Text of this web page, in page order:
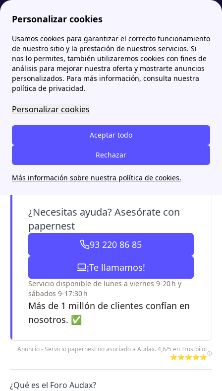
Personalizar cookies
Usamos cookies para garantizar el correcto funcionamiento
de nuestro sitio y la prestación de nuestros servicios. Si
nos lo permites, también utilizaremos cookies con fines de
análisis para mejorar nuestra oferta y mostrarte anuncios
personalizados. Para más información, consulta nuestra
política de privacidad.
Personalizar cookies
Aceptar todo
Rechazar
Más información sobre nuestra política de cookies.
Papernest.es Comercializadoras Foro Audax: todas las opiniones y cotización de la empresa
Foro Audax: todas las
opiniones y cotización de
la empresa
ElForo Audaxes unaplataforma donde se
discuten las acciones de Audax Renovables
Tras la fusión con Audax Energía, las opiniones
la cotización hasta optimismo a largo plazo.
¿Necesitas ayuda? Asesórate con
papernest
93 220 86 85
¡Te llamamos!
Servicio disponible de lunes a viernes 9-20 h y
sábados 9-17:30 h
Más de 1 millón de clientes confían en
nosotros. ✅
Anuncio - Servicio papernest no asociado a Audax. 4,6/5 en Trustpilot
⭐⭐⭐⭐⭐
¿Qué es el Foro Audax?